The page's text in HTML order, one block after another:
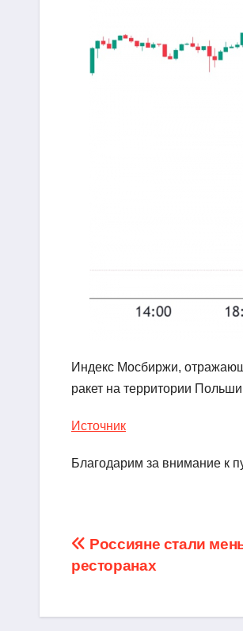
Индекс Мосбиржи,
ракет на территории
Источник
Благодарим за внимание к
Навигация
по
записям
Россияне стали
ресторанах